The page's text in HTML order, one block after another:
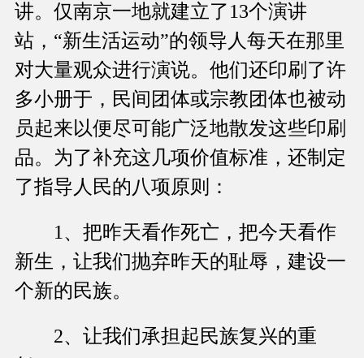
讲。仅南京一地就建立了13个演讲
站，“新生活运动”的领导人每天在那里
对大量观众进行演说。他们还印刷了许
多小册于，民间团体或宗教团体也被动
员起来以便尽可能广泛地散发这些印刷
品。为了补充这几项价值标准，还制定
了指导人民的八项原则：
1、把昨天看作死亡，把今天看作
新生，让我们抛弃昨天的耻辱，建设一
个新的民族。
2、让我们承担起民族复兴的重